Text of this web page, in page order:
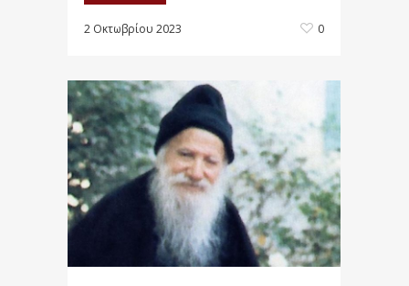
2 Οκτωβρίου 2023 0